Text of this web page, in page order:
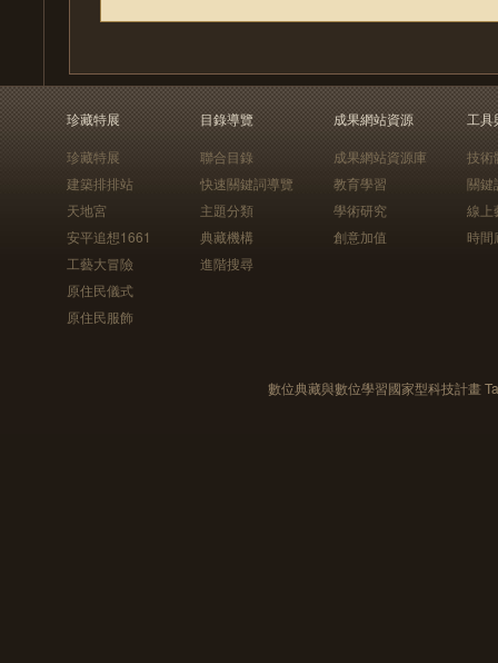
珍藏特展
珍藏特展
建築排排站
天地宮
安平追想1661
工藝大冒險
原住民儀式
原住民服飾
目錄導覽
聯合目錄
快速關鍵詞導覽
主題分類
典藏機構
進階搜尋
成果網站資源
成果網站資源庫
教育學習
學術研究
創意加值
工具
技術
關鍵
線上
時間
數位典藏與數位學習國家型科技計畫